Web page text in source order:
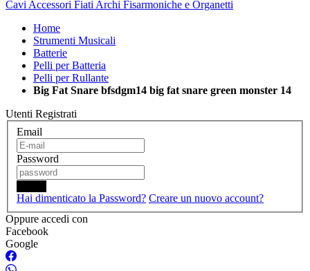
Cavi Accessori Fiati Archi Fisarmoniche e Organetti
Home
Strumenti Musicali
Batterie
Pelli per Batteria
Pelli per Rullante
Big Fat Snare bfsdgm14 big fat snare green monster 14
Utenti Registrati
Email
Password
Hai dimenticato la Password? Creare un nuovo account?
Oppure accedi con
Facebook
Google